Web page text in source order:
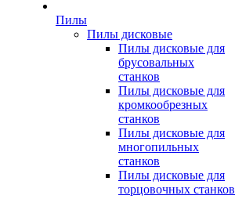
Пилы
Пилы дисковые
Пилы дисковые для
брусовальных
станков
Пилы дисковые для
кромкообрезных
станков
Пилы дисковые для
многопильных
станков
Пилы дисковые для
торцовочных станков